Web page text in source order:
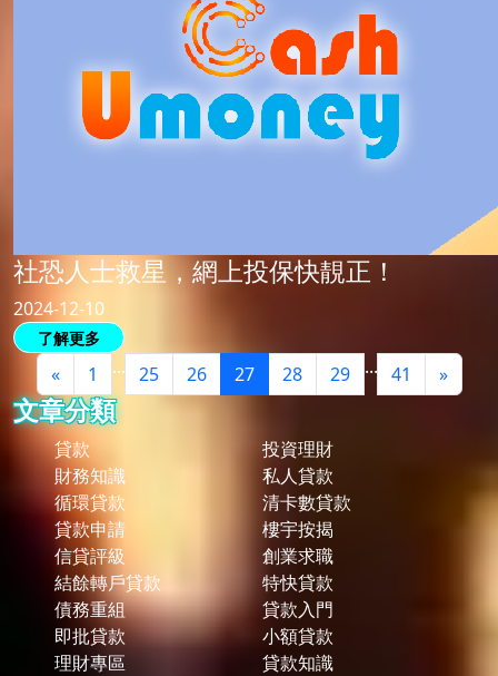
社恐人士救星，網上投保快靚正！
2024-12-10
了解更多
« 1 ... 25 26 27 28 29 ... 41 »
文章分類
貸款
投資理財
財務知識
私人貸款
循環貸款
清卡數貸款
貸款申請
樓宇按揭
信貸評級
創業求職
結餘轉戶貸款
特快貸款
債務重組
貸款入門
即批貸款
小額貸款
理財專區
貸款知識